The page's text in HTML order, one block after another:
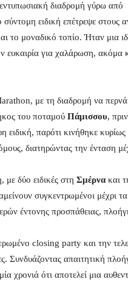
διαδρομή γύρω από
ειδική επέτρεψε στους
το μοναδικό τοπίο. Ήταν μια
για χαλάρωση, ακόμα
με τη διαδρομή να
του ποταμού Πάμισσου,
ειδική, παρότι κινήθηκε
διατηρώντας την ένταση
δύο ειδικές στη Σμέρνακαι
συγκεντρωμένοι μέχρι τα
έντονης προσπάθειας,
closing party και την
Συνδυάζοντας απαιτητική
χρονιά ότι αποτελεί μια